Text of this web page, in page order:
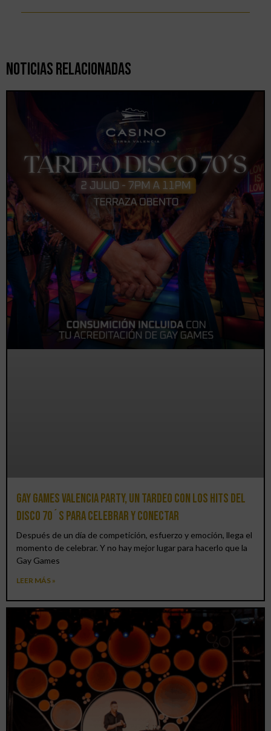
Noticias Relacionadas
Gay Games Valencia Party, un tardeo con los hits del
DISCO 70´S para celebrar y conectar
Después de un día de competición, esfuerzo y emoción, llega el
momento de celebrar. Y no hay mejor lugar para hacerlo que la
Gay Games
LEER MÁS »